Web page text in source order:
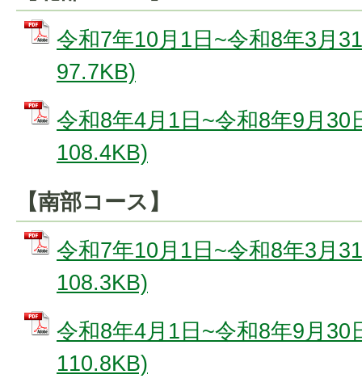
令和7年10月1日~令和8年3月
97.7KB)
令和8年4月1日~令和8年9月
108.4KB)
【南部コース】
令和7年10月1日~令和8年3月
108.3KB)
令和8年4月1日~令和8年9月
110.8KB)